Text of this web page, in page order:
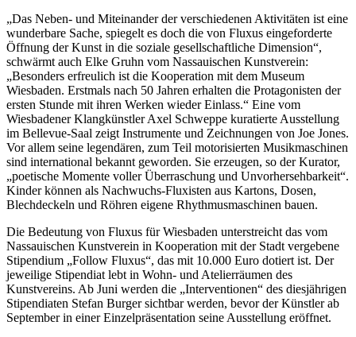
„Das Neben- und Miteinander der verschiedenen Aktivitäten ist eine
wunderbare Sache, spiegelt es doch die von Fluxus eingeforderte
Öffnung der Kunst in die soziale gesellschaftliche Dimension“,
schwärmt auch Elke Gruhn vom Nassauischen Kunstverein:
„Besonders erfreulich ist die Kooperation mit dem Museum
Wiesbaden. Erstmals nach 50 Jahren erhalten die Protagonisten der
ersten Stunde mit ihren Werken wieder Einlass.“ Eine vom
Wiesbadener Klangkünstler Axel Schweppe kuratierte Ausstellung
im Bellevue-Saal zeigt Instrumente und Zeichnungen von Joe Jones.
Vor allem seine legendären, zum Teil motorisierten Musikmaschinen
sind international bekannt geworden. Sie erzeugen, so der Kurator,
„poetische Momente voller Überraschung und Unvorhersehbarkeit“.
Kinder können als Nachwuchs-Fluxisten aus Kartons, Dosen,
Blechdeckeln und Röhren eigene Rhythmusmaschinen bauen.
Die Bedeutung von Fluxus für Wiesbaden unterstreicht das vom
Nassauischen Kunstverein in Kooperation mit der Stadt vergebene
Stipendium „Follow Fluxus“, das mit 10.000 Euro dotiert ist. Der
jeweilige Stipendiat lebt in Wohn- und Atelierräumen des
Kunstvereins. Ab Juni werden die „Interventionen“ des diesjährigen
Stipendiaten Stefan Burger sichtbar werden, bevor der Künstler ab
September in einer Einzelpräsentation seine Ausstellung eröffnet.